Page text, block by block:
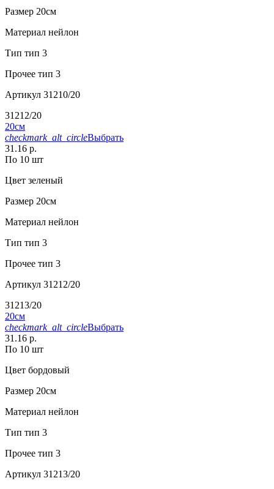
Размер 20см
Материал нейлон
Тип тип 3
Прочее тип 3
Артикул 31210/20
31212/20
20см
checkmark_alt_circleВыбрать
31.16 р.
По 10 шт
Цвет зеленый
Размер 20см
Материал нейлон
Тип тип 3
Прочее тип 3
Артикул 31212/20
31213/20
20см
checkmark_alt_circleВыбрать
31.16 р.
По 10 шт
Цвет бордовый
Размер 20см
Материал нейлон
Тип тип 3
Прочее тип 3
Артикул 31213/20